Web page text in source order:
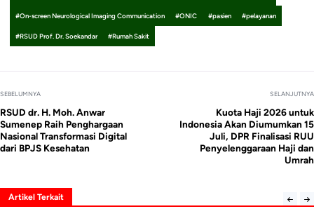
#On-screen Neurological Imaging Communication #ONIC #pasien #pelayanan
#RSUD Prof. Dr. Soekandar #Rumah Sakit
SEBELUMNYA
RSUD dr. H. Moh. Anwar
Sumenep Raih Penghargaan
Nasional Transformasi Digital
dari BPJS Kesehatan
SELANJUTNYA
Kuota Haji 2026 untuk
Indonesia Akan Diumumkan 15
Juli, DPR Finalisasi RUU
Penyelenggaraan Haji dan
Umrah
Artikel Terkait